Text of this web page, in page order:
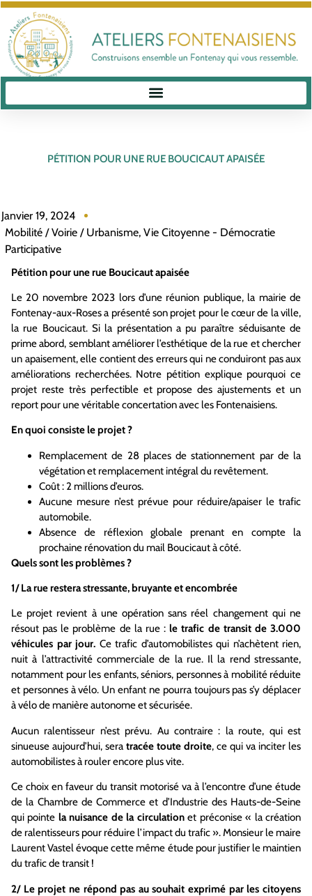
PÉTITION POUR UNE RUE BOUCICAUT APAISÉE
Janvier 19, 2024
Mobilité / Voirie / Urbanisme, Vie Citoyenne - Démocratie
Participative
Pétition pour une rue Boucicaut apaisée
Le 20 novembre 2023 lors d’une réunion publique, la mairie de
Fontenay-aux-Roses a présenté son projet pour le cœur de la ville,
la rue Boucicaut. Si la présentation a pu paraître séduisante de
prime abord, semblant améliorer l’esthétique de la rue et chercher
un apaisement, elle contient des erreurs qui ne conduiront pas aux
améliorations recherchées. Notre pétition explique pourquoi ce
projet reste très perfectible et propose des ajustements et un
report pour une véritable concertation avec les Fontenaisiens.
En quoi consiste le projet ?
Remplacement de 28 places de stationnement par de la
végétation et remplacement intégral du revêtement.
Coût : 2 millions d’euros.
Aucune mesure n’est prévue pour réduire/apaiser le trafic
automobile.
Absence de réflexion globale prenant en compte la
prochaine rénovation du mail Boucicaut à côté.
Quels sont les problèmes ?
1/ La rue restera stressante, bruyante et encombrée
Le projet revient à une opération sans réel changement qui ne
résout pas le problème de la rue :le trafic de transit de 3.000
véhicules par jour. Ce trafic d’automobilistes qui n’achètent rien,
nuit à l’attractivité commerciale de la rue. Il la rend stressante,
notamment pour les enfants, séniors, personnes à mobilité réduite
et personnes à vélo. Un enfant ne pourra toujours pas s’y déplacer
à vélo de manière autonome et sécurisée.
Aucun ralentisseur n’est prévu. Au contraire : la route, qui est
sinueuse aujourd’hui, sera tracée toute droite, ce qui va inciter les
automobilistes à rouler encore plus vite.
Ce choix en faveur du transit motorisé va à l’encontre d’une étude
de la Chambre de Commerce et d’Industrie des Hauts-de-Seine
qui pointe la nuisance de la circulationet préconise « la création
de ralentisseurs pour réduire l’impact du trafic ». Monsieur le maire
Laurent Vastel évoque cette même étude pour justifier le maintien
du trafic de transit !
2/ Le projet ne répond pas au souhait exprimé par les citoyens